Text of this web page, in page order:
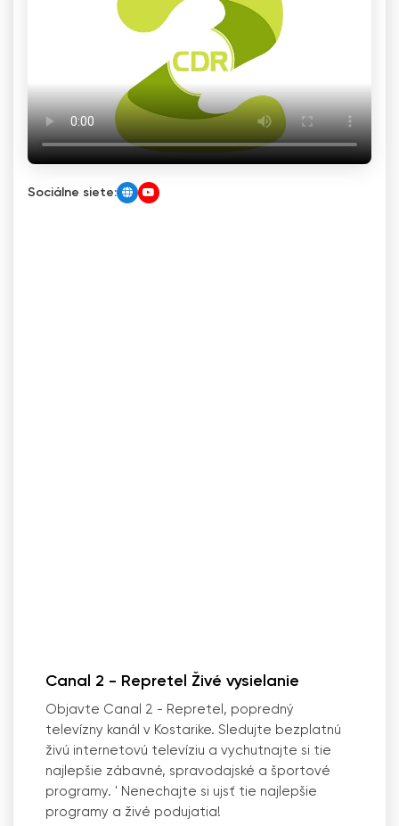
Sociálne siete:
Canal 2 - Repretel Živé vysielanie
Objavte Canal 2 - Repretel, popredný
televízny kanál v Kostarike. Sledujte bezplatnú
živú internetovú televíziu a vychutnajte si tie
najlepšie zábavné, spravodajské a športové
programy. ' Nenechajte si ujsť tie najlepšie
programy a živé podujatia!